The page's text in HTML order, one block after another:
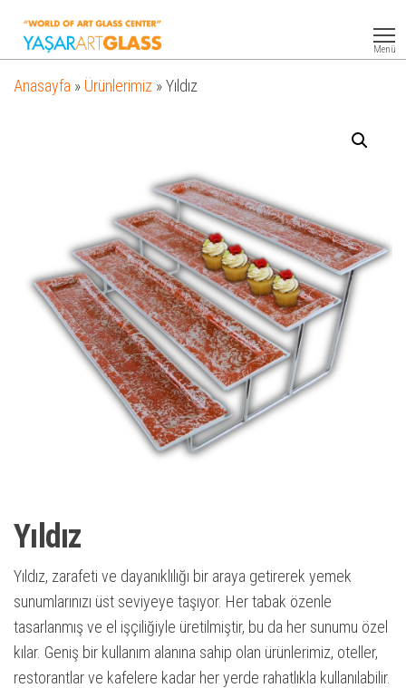
Glass
Menü
Anasayfa » Ürünlerimiz »Yıldız
Yıldız
Yıldız, zarafeti ve dayanıklılığı bir araya getirerek yemek
sunumlarınızı üst seviyeye taşıyor. Her tabak özenle
tasarlanmış ve el işçiliğiyle üretilmiştir, bu da her sunumu özel
kılar. Geniş bir kullanım alanına sahip olan ürünlerimiz, oteller,
restorantlar ve kafelere kadar her yerde rahatlıkla kullanılabilir.